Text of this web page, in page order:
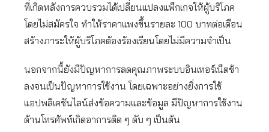
ที่เกิดหลังการควบรวมได้เปลี่ยนแปลงแพ็กเกจให้ผู้บริโภค
โดยไม่สมัครใจ ทำให้ราคาแพงขึ้นรายละ 100 บาทต่อเดือน
สร้างภาระให้ผู้บริโภคต้องร้องเรียนโดยไม่มีความจำเป็น
นอกจากนี้ยังมีปัญหาการลดคุณภาพระบบอินเทอร์เน็ตช้า
ลงจนเป็นปัญหาการใช้งาน โดยเฉพาะอย่างยิ่งการใช้
แอปพลิเคชันไลน์ส่งข้อความและข้อมูล มีปัญหาการใช้งาน
ด้านโทรศัพท์เกิดอาการติด ๆ ดับ ๆ เป็นต้น